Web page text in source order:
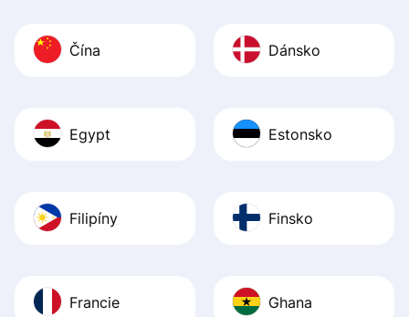
Čína Dánsko
Egypt Estonsko
Filipíny Finsko
Francie Ghana